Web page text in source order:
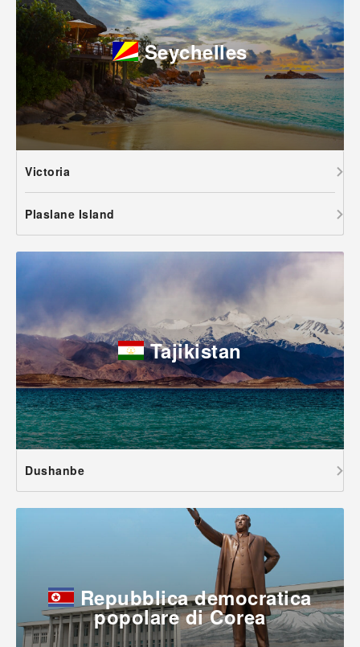
Seychelles
Victoria
Plaslane Island
Tajikistan
Dushanbe
Repubblica democratica
popolare di Corea